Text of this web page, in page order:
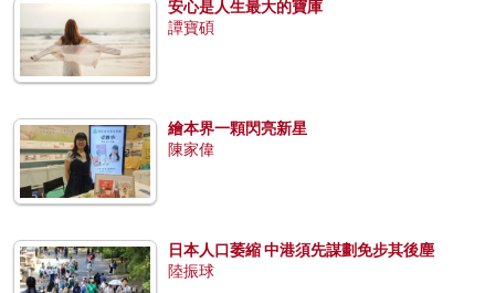
安心是人生最大的寶庫
譚寶碩
繪本界一顆閃亮新星
陳家偉
日本人口萎縮 中港須先謀劃免步其後塵
陸振球